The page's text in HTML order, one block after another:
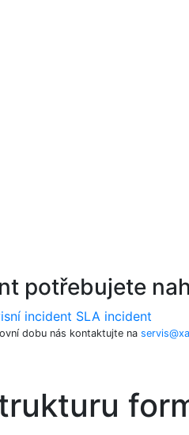
potřebujete
incident SLA incident
dobu nás kontaktujte na